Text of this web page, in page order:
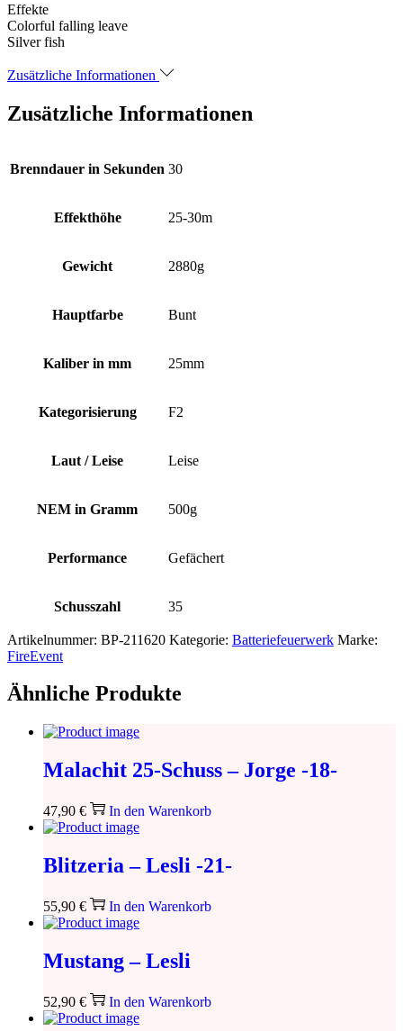
Effekte
Colorful falling leave
Silver fish
Zusätzliche Informationen
Zusätzliche Informationen
Brenndauer in Sekunden 30
Effekthöhe 25-30m
Gewicht 2880g
Hauptfarbe Bunt
Kaliber in mm 25mm
Kategorisierung F2
Laut / Leise Leise
NEM in Gramm 500g
Performance Gefächert
Schusszahl 35
Artikelnummer: BP-211620 Kategorie: Batteriefeuerwerk Marke:
FireEvent
Ähnliche Produkte
Malachit 25-Schuss – Jorge -18-
47,90 € In den Warenkorb
Blitzeria – Lesli -21-
55,90 € In den Warenkorb
Mustang – Lesli
52,90 € In den Warenkorb